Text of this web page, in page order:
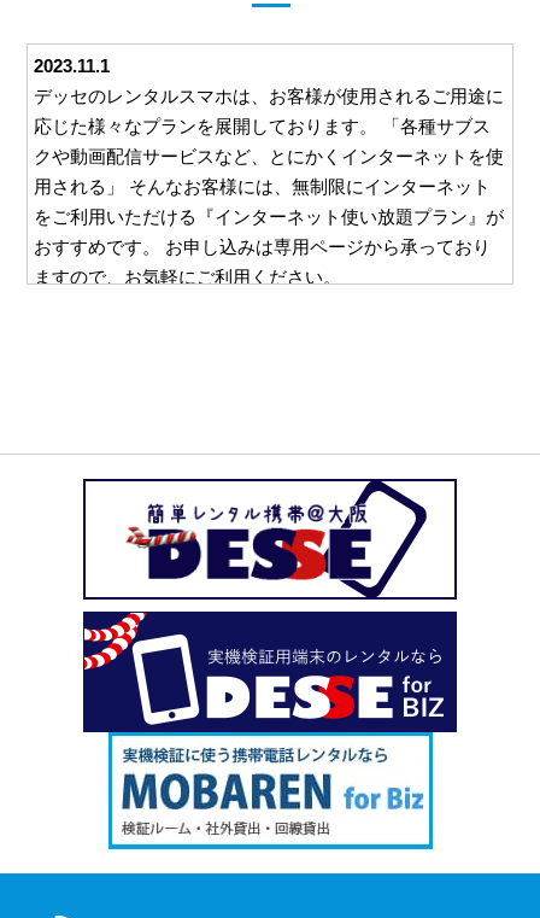
2023.11.1
デッセのレンタルスマホは、お客様が使用されるご用途に
応じた様々なプランを展開しております。 「各種サブス
クや動画配信サービスなど、とにかくインターネットを使
用される」 そんなお客様には、無制限にインターネット
をご利用いただける『インターネット使い放題プラン』が
おすすめです。 お申し込みは専用ページから承っており
ますので、お気軽にご利用ください。
にお送りすることは一切ございません。 お客様と直接や
り取りのできるメールやお電話でのご請求となりますの
で、万一レンタルスマホの使用を他の方に知られたくな
い、という場合も安心してご利用いただけます。
デッセがスマホのレンタルと並行して展開しているのが、
ポケットwifiのレンタルサービスです。 街中にもフリーwifi
はありますが、通信速度に難があったり接続に制限があっ
たりと不便な面も否めません。 それらの影響を受けず、
電波圏内ならいつでも快適にインターネットを楽しめるポ
ケットwifiをレンタルでお得にご利用いただけます。 ご希
望の際はお気軽にご相談ください。
レンタルスマホには通話・通信以外にも様々な利用方法が
あります。 例えば、スマホ用アプリの開発における実機